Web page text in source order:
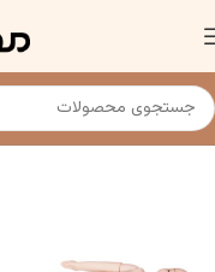
خانه مولاژ و مانکن پزشکی